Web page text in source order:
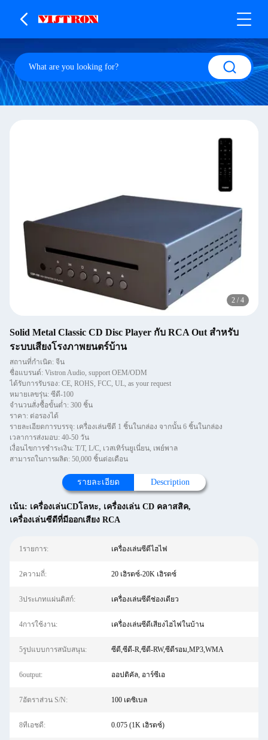
2 / 4
Solid Metal Classic CD Disc Player กับ RCA Out สําหรับ
ระบบเสียงโรงภาพยนตร์บ้าน
สถานที่กำเนิด: จีน
ชื่อแบรนด์: Vistron Audio, support OEM/ODM
ได้รับการรับรอง: CE, ROHS, FCC, UL, as your request
หมายเลขรุ่น: ซีดี-100
จำนวนสั่งซื้อขั้นต่ำ: 300 ชิ้น
ราคา: ต่อรองได้
รายละเอียดการบรรจุ: เครื่องเล่นซีดี 1 ชิ้นในกล่อง จากนั้น 6 ชิ้นในกล่อง
เวลาการส่งมอบ: 40-50 วัน
เงื่อนไขการชำระเงิน: T/T, L/C, เวสเทิร์นยูเนี่ยน, เพย์พาล
สามารถในการผลิต: 50,000 ชิ้นต่อเดือน
รายละเอียด Description
เน้น: เครื่องเล่นCDโลหะ, เครื่องเล่น CD คลาสสิค,
เครื่องเล่นซีดีที่มีออกเสียง RCA
1รายการ: เครื่องเล่นซีดีไฮไฟ
2ความถี่: 20 เฮิรตซ์-20K เฮิรตซ์
3ประเภทแผ่นดิสก์: เครื่องเล่นซีดีช่องเดียว
4การใช้งาน: เครื่องเล่นซีดีเสียงไฮไฟในบ้าน
5รูปแบบการสนับสนุน: ซีดี,ซีดี-R,ซีดี-RW,ซีดีรอม,MP3,WMA
6output: ออปติคัล, อาร์ซีเอ
7อัตราส่วน S/N: 100 เดซิเบล
8ทีเอชดี: 0.075 (1K เฮิรตซ์)